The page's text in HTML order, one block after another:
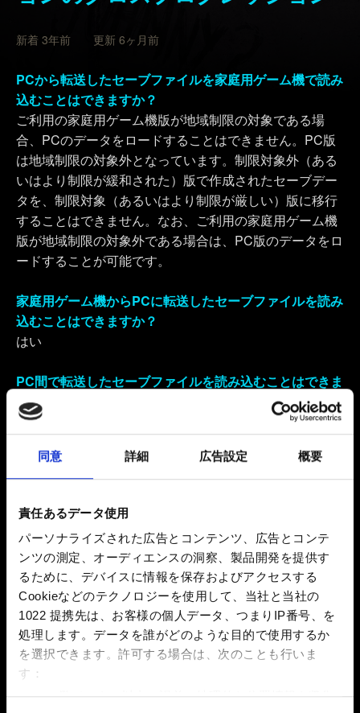
同意 詳細 広告設定 概要
責任あるデータ使用
パーソナライズされた広告とコンテンツ、広告とコンテ
ンツの測定、オーディエンスの洞察、製品開発を提供す
るために、デバイスに情報を保存およびアクセスする
Cookieなどのテクノロジーを使用して、当社と当社の
1022 提携先は、お客様の個人データ、つまりIP番号、を
処理します。データを誰がどのような目的で使用するか
を選択できます。 許可する場合は、次のことも行いま
す：
数メートル以内の誤差の地理的な位置情報を収集
新着 3年前 更新 6ヶ月前
PCから転送したセーブファイルを家庭用ゲーム機で読み
込むことはできますか？
ご利用の家庭用ゲーム機版が地域制限の対象である場
合、PCのデータをロードすることはできません。PC版
は地域制限の対象外となっています。制限対象外（ある
いはより制限が緩和された）版で作成されたセーブデー
タを、制限対象（あるいはより制限が厳しい）版に移行
することはできません。なお、ご利用の家庭用ゲーム機
版が地域制限の対象外である場合は、PC版のデータをロ
ードすることが可能です。
家庭用ゲーム機からPCに転送したセーブファイルを読み
込むことはできますか？
はい
PC間で転送したセーブファイルを読み込むことはできま
すか？
はい
家庭用ゲーム機間で転送したセーブファイルを読み込む
ことはできますか？
ファイルは、地域制限のあるバージョンでは読み込めま
せん。ただし、他の地域制限のないゲームバージョンと
は互換性があります。
地域制限のあるバージョンのゲームで作成されたセーブ
ファイルは、制限内容が同等またはそれ以下のバージョ
ンとしか互換性がありません。
ある地域のバージョンから転送されたセーブファイルを
別の地域のバージョンに読み込むことはできますか？